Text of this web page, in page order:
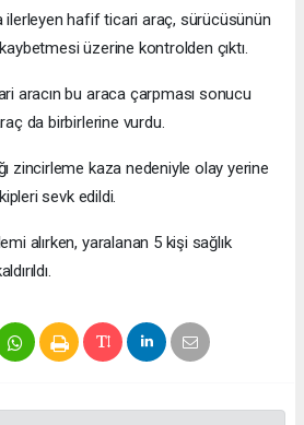
ilerleyen hafif ticari araç, sürücüsünün
üzerine kontrolden çıktı.
aracın bu araca çarpması sonucu
da birbirlerine vurdu.
zincirleme kaza nedeniyle olay yerine
sevk edildi.
alırken, yaralanan 5 kişi sağlık